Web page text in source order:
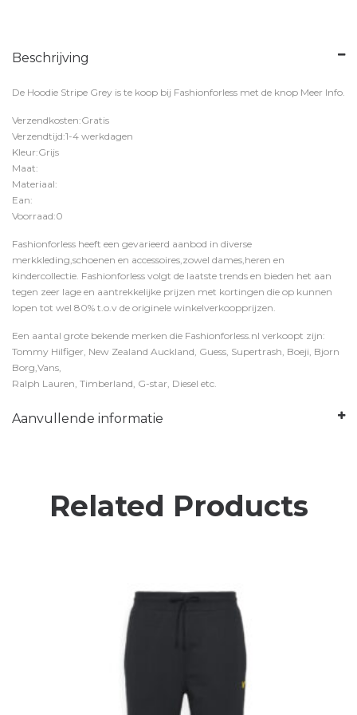
Beschrijving
De Hoodie Stripe Grey is te koop bij Fashionforless met de knop Meer Info.
Verzendkosten:Gratis
Verzendtijd:1-4 werkdagen
Kleur:Grijs
Maat:
Materiaal:
Ean:
Voorraad:0
Fashionforless heeft een gevarieerd aanbod in diverse
merkkleding,schoenen en accessoires,zowel dames,heren en
kindercollectie. Fashionforless volgt de laatste trends en bieden het aan
tegen zeer lage en aantrekkelijke prijzen met kortingen die op kunnen
lopen tot wel 80% t.o.v de originele winkelverkoopprijzen.
Een aantal grote bekende merken die Fashionforless.nl verkoopt zijn:
Tommy Hilfiger, New Zealand Auckland, Guess, Supertrash, Boeji, Bjorn
Borg,Vans,
Ralph Lauren, Timberland, G-star, Diesel etc.
Aanvullende informatie
Related Products